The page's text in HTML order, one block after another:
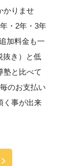
かりませ
・2年・3年
加料金も一
抜き）と低
塾と比べて
のお支払い
く事が出来